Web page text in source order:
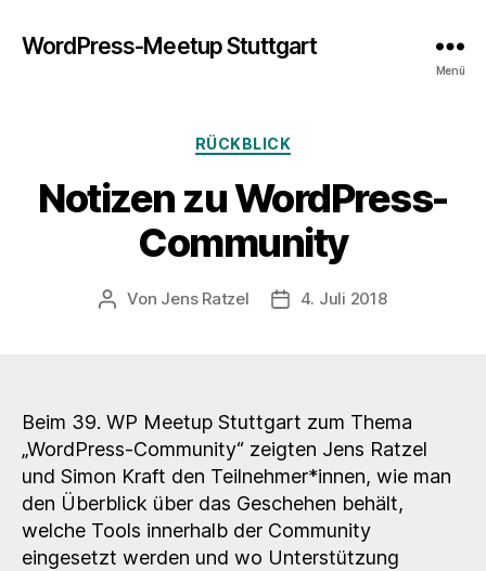
WordPress-Meetup Stuttgart
Menü
Kategorien
RÜCKBLICK
Notizen zu WordPress-
Community
Beitragsautor
Von Jens Ratzel Veröffentlichungsdatum
4. Juli 2018
Beim 39. WP Meetup Stuttgart zum Thema
„WordPress-Community“ zeigten Jens Ratzel
und Simon Kraft den Teilnehmer*innen, wie man
den Überblick über das Geschehen behält,
welche Tools innerhalb der Community
eingesetzt werden und wo Unterstützung